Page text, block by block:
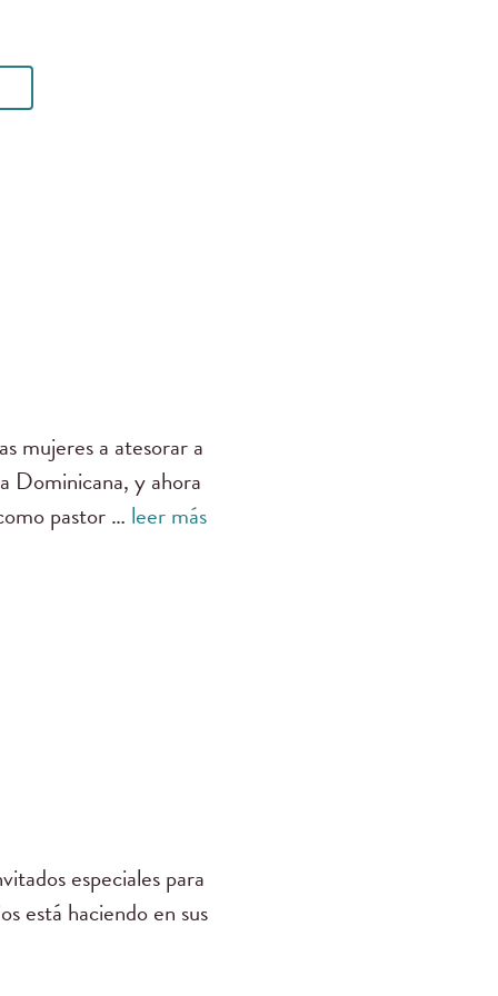
mujeres a atesorar a
Dominicana, y ahora
pastor … leer más
especiales para
está haciendo en sus